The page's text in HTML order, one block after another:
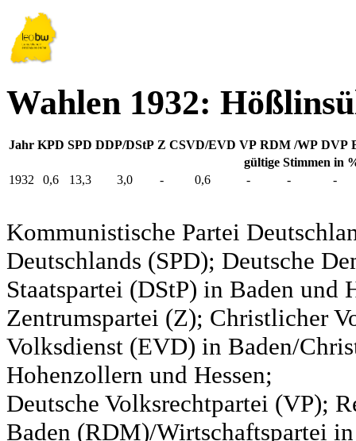
Wahlen 1932:
Jahr KPD SPD DDP/DStP Z CSVD/EVD VP RDM /WP DVP
gültige Stimmen in
1932
0,6 13,3 3,0 - 0,6 - - -
Kommunistische Partei
Deutschlands (SPD); Deutsche
Staatspartei (DStP) in Baden und
Zentrumspartei (Z); Christlicher
Volksdienst (EVD) in Baden/
Hohenzollern und Hessen;
Deutsche Volksrechtpartei (VP);
Baden (RDM)/Wirtschaftspartei